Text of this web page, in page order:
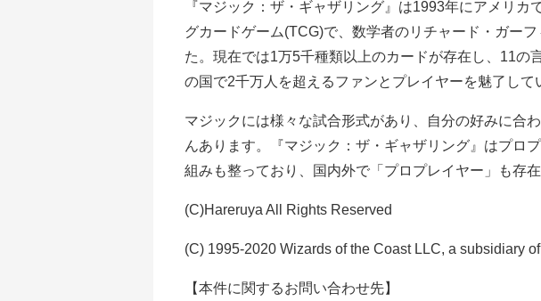
『マジック：ザ・ギャザリング』は1993年にアメリカ
グカードゲーム(TCG)で、数学者のリチャード・ガー
た。現在では1万5千種類以上のカードが存在し、11の
の国で2千万人を超えるファンとプレイヤーを魅了して
マジックには様々な試合形式があり、自分の好みに合
んあります。『マジック：ザ・ギャザリング』はプロ
組みも整っており、国内外で「プロプレイヤー」も存在
(C)Hareruya All Rights Reserved
(C) 1995-2020 Wizards of the Coast LLC, a subsidiary
【本件に関するお問い合わせ先】